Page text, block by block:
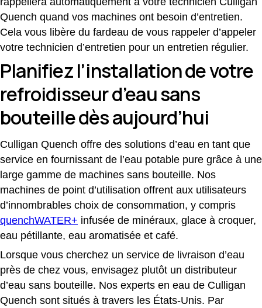
Quench quand vos machines ont besoin d’entretien.
Cela vous libère du fardeau de vous rappeler d’appeler
votre technicien d’entretien pour un entretien régulier.
Planifiez l’installation de votre
refroidisseur d’eau sans
bouteille dès aujourd’hui
Culligan Quench offre des solutions d’eau en tant que
service en fournissant de l’eau potable pure grâce à une
large gamme de machines sans bouteille. Nos
machines de point d’utilisation offrent aux utilisateurs
d’innombrables choix de consommation, y compris
quenchWATER+ infusée de minéraux, glace à croquer,
eau pétillante, eau aromatisée et café.
Lorsque vous cherchez un service de livraison d’eau
près de chez vous, envisagez plutôt un distributeur
d’eau sans bouteille. Nos experts en eau de Culligan
Quench sont situés à travers les États-Unis. Par